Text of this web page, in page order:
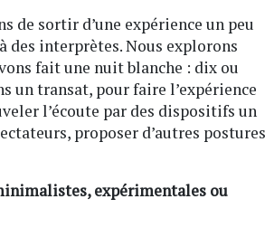
de sortir d’une expérience un peu
des interprètes. Nous explorons
fait une nuit blanche : dix ou
un transat, pour faire l’expérience
l’écoute par des dispositifs un
proposer d’autres postures
expérimentales ou